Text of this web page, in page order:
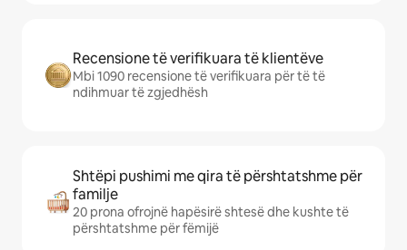
Recensione të verifikuara të klientëve
Mbi 1090 recensione të verifikuara për të të
ndihmuar të zgjedhësh
Shtëpi pushimi me qira të përshtatshme për
familje
20 prona ofrojnë hapësirë shtesë dhe kushte të
përshtatshme për fëmijë